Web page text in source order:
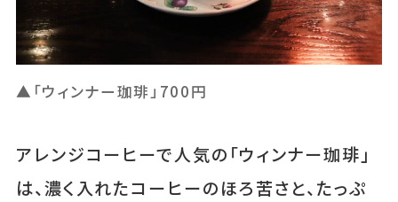
▲「ウィンナー珈琲」700円
アレンジコーヒーで人気の「ウィンナー珈琲」
は、濃く入れたコーヒーのほろ苦さと、たっぷ